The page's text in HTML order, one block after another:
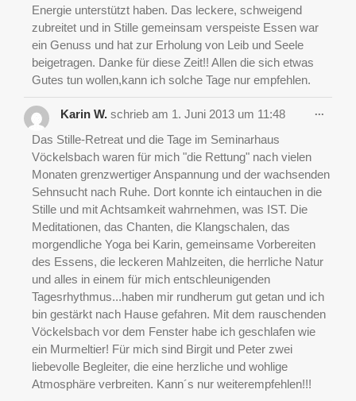
Energie unterstützt haben. Das leckere, schweigend
zubreitet und in Stille gemeinsam verspeiste Essen war
ein Genuss und hat zur Erholung von Leib und Seele
beigetragen. Danke für diese Zeit!! Allen die sich etwas
Gutes tun wollen,kann ich solche Tage nur empfehlen.
Karin W. schrieb am 1. Juni 2013 um 11:48
Das Stille-Retreat und die Tage im Seminarhaus
Vöckelsbach waren für mich "die Rettung" nach vielen
Monaten grenzwertiger Anspannung und der wachsenden
Sehnsucht nach Ruhe. Dort konnte ich eintauchen in die
Stille und mit Achtsamkeit wahrnehmen, was IST. Die
Meditationen, das Chanten, die Klangschalen, das
morgendliche Yoga bei Karin, gemeinsame Vorbereiten
des Essens, die leckeren Mahlzeiten, die herrliche Natur
und alles in einem für mich entschleunigenden
Tagesrhythmus...haben mir rundherum gut getan und ich
bin gestärkt nach Hause gefahren. Mit dem rauschenden
Vöckelsbach vor dem Fenster habe ich geschlafen wie
ein Murmeltier! Für mich sind Birgit und Peter zwei
liebevolle Begleiter, die eine herzliche und wohlige
Atmosphäre verbreiten. Kann´s nur weiterempfehlen!!!
...